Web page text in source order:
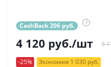
CashBack 206 руб. ?
4 120 руб./шт 5
-25% Экономия 1 030 руб.